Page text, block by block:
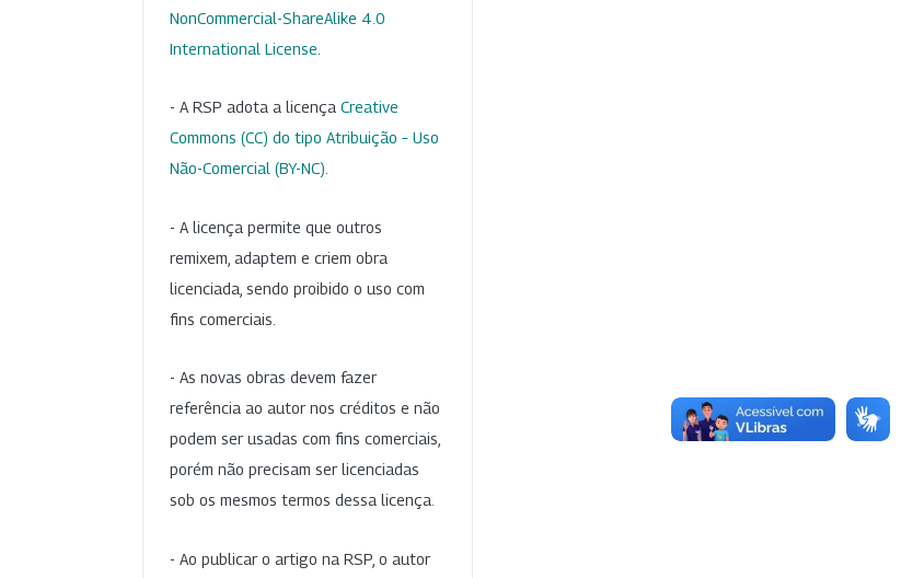
NonCommercial-ShareAlike 4.0
International License
- A RSP adota a licença Creative
Commons (CC) do tipo Atribuição – Uso
Não-Comercial (BY-NC)
- A licença permite que outros
remixem, adaptem e criem obra
licenciada, sendo proibido o uso com
fins comerciais.
- As novas obras devem fazer
referência ao autor nos créditos e não
podem ser usadas com fins comerciais,
porém não precisam ser licenciadas
sob os mesmos termos dessa licença.
- Ao publicar o artigo na RSP, o autor